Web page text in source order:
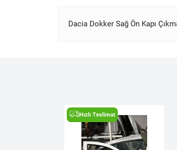
Dacia Dokker Sağ Ön Kapı
Hızlı Teslimat